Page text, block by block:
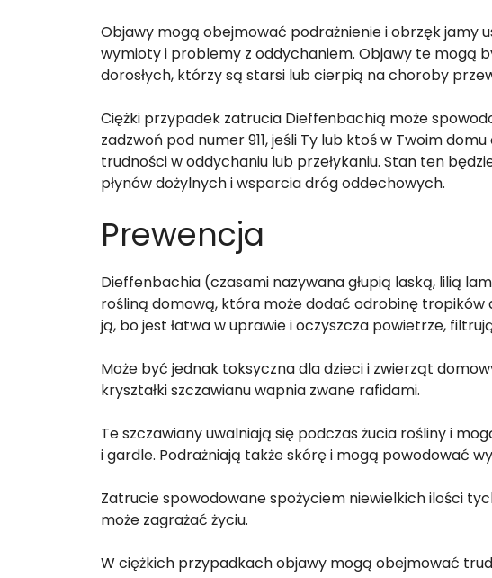
Objawy mogą obejmować podrażnienie i obrzęk jamy
wymioty i problemy z oddychaniem. Objawy te mogą
dorosłych, którzy są starsi lub cierpią na choroby
Ciężki przypadek zatrucia Dieffenbachią może
zadzwoń pod numer 911, jeśli Ty lub ktoś w Twoim
trudności w oddychaniu lub przełykaniu. Stan ten
płynów dożylnych i wsparcia dróg oddechowych.
Prewencja
Dieffenbachia (czasami nazywana głupią laską, lilią
rośliną domową, która może dodać odrobinę tropików
ją, bo jest łatwa w uprawie i oczyszcza powietrze,
Może być jednak toksyczna dla dzieci i zwierząt
kryształki szczawianu wapnia zwane rafidami.
Te szczawiany uwalniają się podczas żucia rośliny i
i gardle. Podrażniają także skórę i mogą powodować
Zatrucie spowodowane spożyciem niewielkich ilości
może zagrażać życiu.
W ciężkich przypadkach objawy mogą obejmować